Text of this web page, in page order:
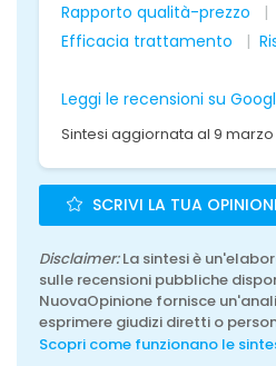
Rapporto qualità-prezzo
Efficacia trattamento
Leggi le recensioni su
Sintesi aggiornata al 9 marzo
SCRIVI LA TUA
Disclaimer:La sintesi è
sulle recensioni pubbliche
NuovaOpinione fornisce
esprimere giudizi diretti o
Scopri come funzionano le